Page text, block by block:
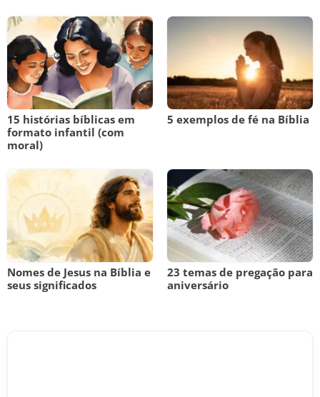
15 histórias bíblicas em
formato infantil (com
moral)
5 exemplos de fé na Bíblia
Nomes de Jesus na Bíblia e
seus significados
23 temas de pregação para
aniversário